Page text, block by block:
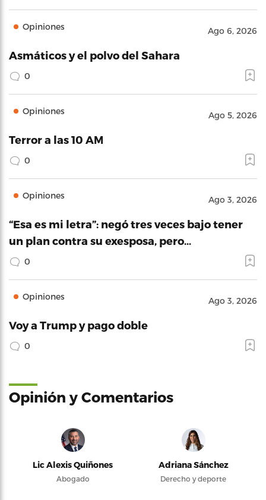
Opiniones Ago 6, 2026
Asmáticos y el polvo del Sahara
0
Opiniones Ago 5, 2026
Terror a las 10 AM
0
Opiniones Ago 3, 2026
“Esa es mi letra”: negó tres veces bajo tener
un plan contra su exesposa, pero…
0
Opiniones Ago 3, 2026
Voy a Trump y pago doble
0
Opinión y Comentarios
Lic Alexis Quiñones
Abogado
Adriana Sánchez
Derecho y deporte